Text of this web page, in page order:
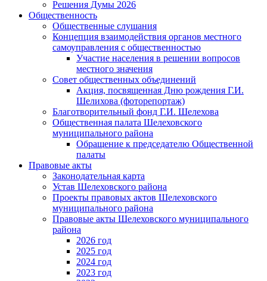
Решения Думы 2026
Общественность
Общественные слушания
Концепция взаимодействия органов местного
самоуправления с общественностью
Участие населения в решении вопросов
местного значения
Совет общественных объединений
Акция, посвященная Дню рождения Г.И.
Шелихова (фоторепортаж)
Благотворительный фонд Г.И. Шелехова
Общественная палата Шелеховского
муниципального района
Обращение к председателю Общественной
палаты
Правовые акты
Законодательная карта
Устав Шелеховского района
Проекты правовых актов Шелеховского
муниципального района
Правовые акты Шелеховского муниципального
района
2026 год
2025 год
2024 год
2023 год